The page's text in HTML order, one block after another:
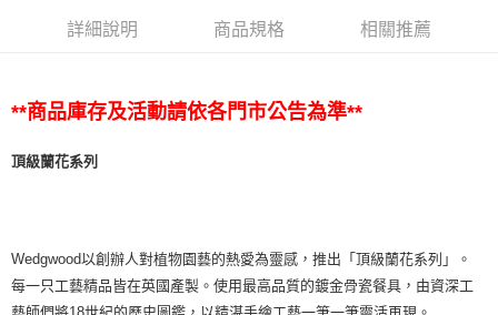
詳細說明 商品規格 相關推薦
**商品庫存及活動請依各門市公告為準**
頂級蘭花系列
Wedgwood以創辦人對植物園藝的熱愛為靈感，推出「頂級蘭花系列」。
每一只工藝精品皆在英國產製。使用最高品質的鍍金骨瓷餐具，由資深工